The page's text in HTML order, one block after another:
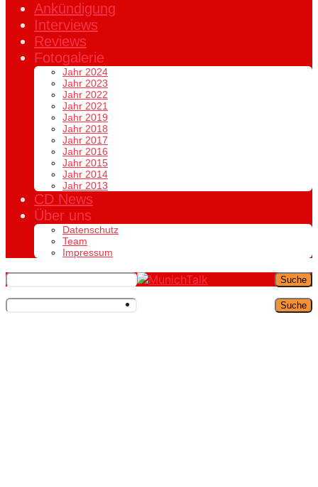
Ankündigung
Interviews
Reviews
Fotogalerie
Jahr 2024
Jahr 2023
Jahr 2022
Jahr 2021
Jahr 2019
Jahr 2018
Jahr 2017
Jahr 2016
Jahr 2015
Jahr 2014
Jahr 2013
CD News
Über uns
Datenschutz
Team
Impressum
Suche
Suche